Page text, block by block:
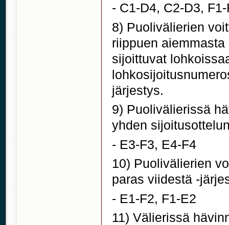
- C1-D4, C2-D3,
8) Puolivälierien
riippuen
sijoittuvat
järjestys.
9) Puolivälierissä
yhden
- E3-F3, E4-F4
10) Puolivälierien
paras viidestä -
- E1-F2, F1-E2
11) Välierissä